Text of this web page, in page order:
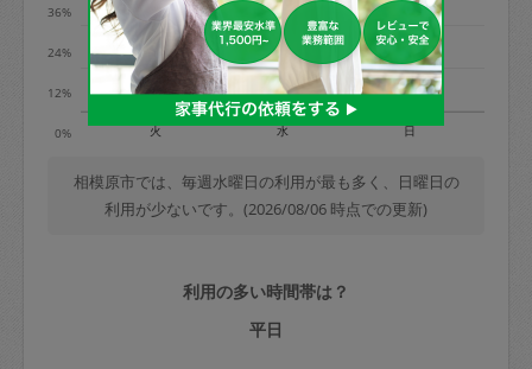
金曜日9時～土曜日8時まで＝依頼金額の
100%
土曜日8時〜実施時間＝依頼金額の100%
＋交通費全額
依頼者不在による当日キャンセル＝依頼
金額の100%＋交通費全額
定期契約をキャンセルする場合、毎週定
期は月2回まで隔週定期は月1回までキャ
0%
12%
24%
36%
火 水 日
相模原市では、毎週水曜日の利用が最も多く、日曜日の
利用が少ないです。(2026/08/06 時点での更新)
利用の多い時間帯は？
平日